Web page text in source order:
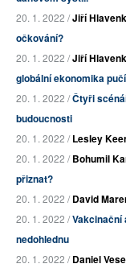
20. 1. 2022 /Jiří
očkování?
20. 1. 2022 /Jiří
globální ekonomika
20. 1. 2022 /Čtyři
budoucnosti
20. 1. 2022 /Lesley
20. 1. 2022 /Bohumil
přiznat?
20. 1. 2022 /David
20. 1. 2022 /Vakcinační
nedohlednu
20. 1. 2022 /Daniel